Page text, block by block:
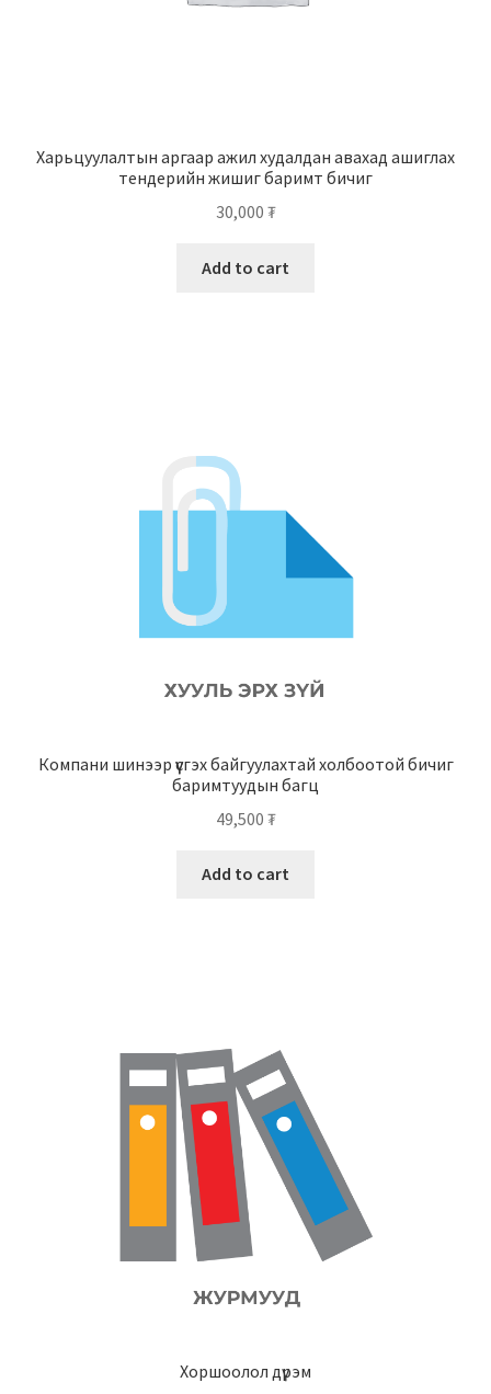
Харьцуулалтын аргаар ажил худалдан авахад ашиглах
тендерийн жишиг баримт бичиг
30,000 ₮
Add to cart
Компани шинээр үүсгэх байгуулахтай холбоотой бичиг
баримтуудын багц
49,500 ₮
Add to cart
Хоршоолол дүрэм